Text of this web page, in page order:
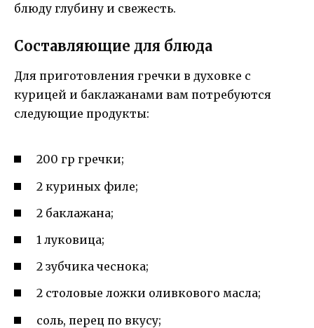
блюду глубину и свежесть.
Составляющие для блюда
Для приготовления гречки в духовке с
курицей и баклажанами вам потребуются
следующие продукты:
200 гр гречки;
2 куриных филе;
2 баклажана;
1 луковица;
2 зубчика чеснока;
2 столовые ложки оливкового масла;
соль, перец по вкусу;